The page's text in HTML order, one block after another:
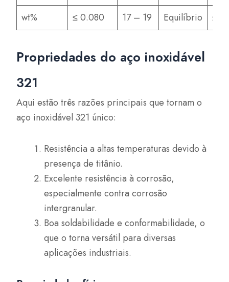
wt%
≤ 0.080 17 – 19 Equilíbrio ≤
Propriedades do aço inoxidável
321
Aqui estão três razões principais que tornam o
aço inoxidável 321 único:
Resistência a altas temperaturas devido à
presença de titânio.
Excelente resistência à corrosão,
especialmente contra corrosão
intergranular.
Boa soldabilidade e conformabilidade, o
que o torna versátil para diversas
aplicações industriais.